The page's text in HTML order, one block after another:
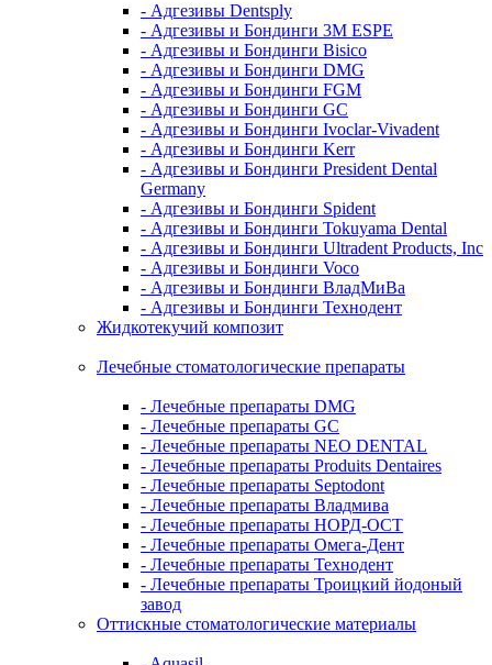
- Адгезивы Dentsply
- Адгезивы и Бондинги 3M ESPE
- Адгезивы и Бондинги Bisico
- Адгезивы и Бондинги DMG
- Адгезивы и Бондинги FGM
- Адгезивы и Бондинги GC
- Адгезивы и Бондинги Ivoclar-Vivadent
- Адгезивы и Бондинги Kerr
- Адгезивы и Бондинги President Dental
Germany
- Адгезивы и Бондинги Spident
- Адгезивы и Бондинги Tokuyama Dental
- Адгезивы и Бондинги Ultradent Products, Inc
- Адгезивы и Бондинги Voco
- Адгезивы и Бондинги ВладМиВа
- Адгезивы и Бондинги Технодент
Жидкотекучий композит
Лечебные стоматологические препараты
- Лечебные препараты DMG
- Лечебные препараты GC
- Лечебные препараты NEO DENTAL
- Лечебные препараты Produits Dentaires
- Лечебные препараты Septodont
- Лечебные препараты Владмива
- Лечебные препараты НОРД-ОСТ
- Лечебные препараты Омега-Дент
- Лечебные препараты Технодент
- Лечебные препараты Троицкий йодоный
завод
Оттискные стоматологические материалы